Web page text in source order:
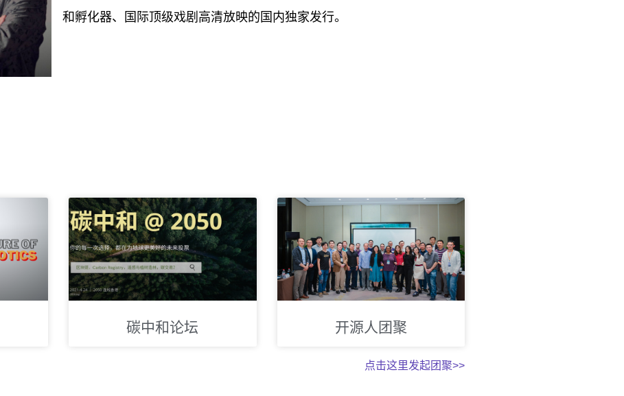
和孵化器、国际顶级戏剧高清放映的国内独家发行。
碳中和论坛 开源人团聚
点击这里发起团聚>>